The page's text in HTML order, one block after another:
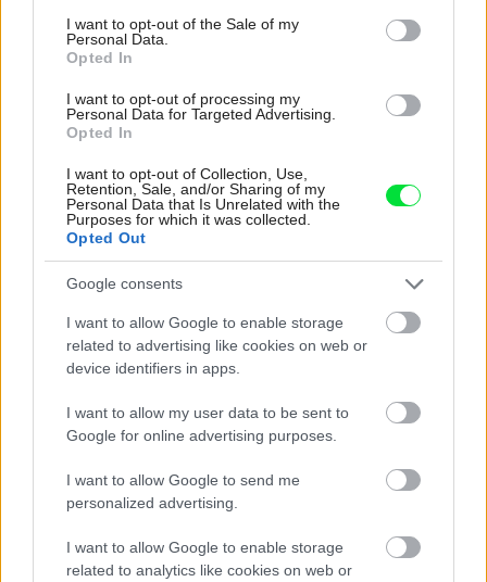
consent section.
I want to opt-out of the Sale of my
Personal Data.
Opted In
I want to opt-out of processing my
Personal Data for Targeted Advertising.
Opted In
I want to opt-out of Collection, Use,
Retention, Sale, and/or Sharing of my
Personal Data that Is Unrelated with the
Purposes for which it was collected.
Opted Out
Google consents
I want to allow Google to enable storage
related to advertising like cookies on web or
device identifiers in apps.
I want to allow my user data to be sent to
Google for online advertising purposes.
I want to allow Google to send me
personalized advertising.
I want to allow Google to enable storage
related to analytics like cookies on web or
Najnovšie príspevky
stačil jeden prvok | Môjdom.sk
My napríklad labky utierame hneď pri dverách a doma pred dvere
používame tyčový ETA Terier…
Re: Takto sa rieši málo úložného miesta. V tomto byte
Dizajn je to nádherný, tá brezová preglejka a čisté línie vyzerajú super.
Ale vždy, keď…